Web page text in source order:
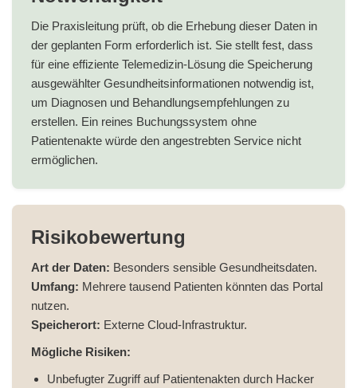
Die Praxisleitung prüft, ob die Erhebung dieser Daten in
der geplanten Form erforderlich ist. Sie stellt fest, dass
für eine effiziente Telemedizin-Lösung die Speicherung
ausgewählter Gesundheitsinformationen notwendig ist,
um Diagnosen und Behandlungsempfehlungen zu
erstellen. Ein reines Buchungssystem ohne
Patientenakte würde den angestrebten Service nicht
ermöglichen.
Risikobewertung
Art der Daten: Besonders sensible Gesundheitsdaten.
Umfang: Mehrere tausend Patienten könnten das Portal
nutzen.
Speicherort: Externe Cloud-Infrastruktur.
Mögliche Risiken:
Unbefugter Zugriff auf Patientenakten durch Hacker